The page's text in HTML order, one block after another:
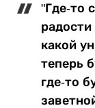
"Где-то
какой
теперь
где-то